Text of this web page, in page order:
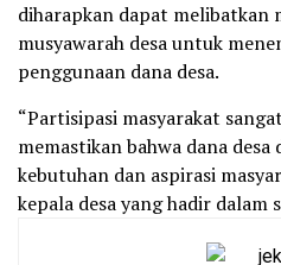
diharapkan dapat melibatkan
musyawarah desa untuk
penggunaan dana desa.
“Partisipasi masyarakat
memastikan bahwa dana desa
kebutuhan dan aspirasi
kepala desa yang hadir dalam